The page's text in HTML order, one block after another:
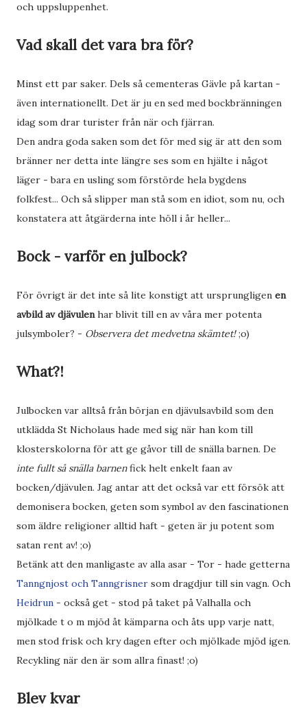
och uppsluppenhet.
Vad skall det vara bra för?
Minst ett par saker. Dels så cementeras Gävle på kartan -
även internationellt. Det är ju en sed med bockbränningen
idag som drar turister från när och fjärran.
Den andra goda saken som det för med sig är att den som
bränner ner detta inte längre ses som en hjälte i något
läger - bara en usling som förstörde hela bygdens
folkfest... Och så slipper man stå som en idiot, som nu, och
konstatera att åtgärderna inte höll i år heller...
Bock - varför en julbock?
För övrigt är det inte så lite konstigt att ursprungligen en
avbild av djävulenhar blivit till en av våra mer potenta
julsymboler? - Observera det medvetna skämtet!;o)
What?!
Julbocken var alltså från början en djävulsavbild som den
utklädda St Nicholaus hade med sig när han kom till
klosterskolorna för att ge gåvor till de snälla barnen. De
inte fullt så snälla barnenfick helt enkelt faan av
bocken/djävulen. Jag antar att det också var ett försök att
demonisera bocken, geten som symbol av den fascinationen
som äldre religioner alltid haft - geten är ju potent som
satan rent av! ;o)
Betänk att den manligaste av alla asar - Tor - hade getterna
Tanngnjost och Tanngrisner som dragdjur till sin vagn. Och
Heidrun - också get - stod på taket på Valhalla och
mjölkade t o m mjöd åt kämparna och åts upp varje natt,
men stod frisk och kry dagen efter och mjölkade mjöd igen.
Recykling när den är som allra finast! ;o)
Blev kvar